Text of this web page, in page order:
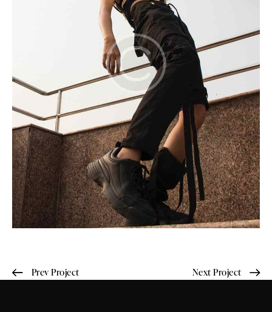
Prev Project Next Project